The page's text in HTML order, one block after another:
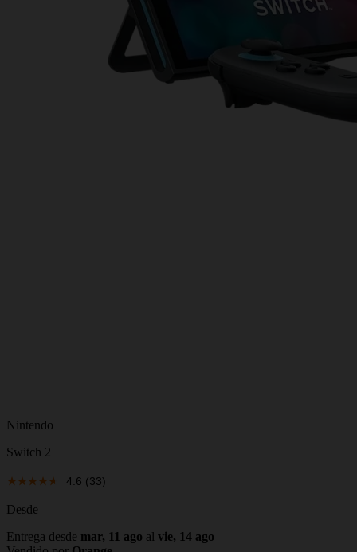
Nintendo
Switch 2
4.6 (33)
Desde
Entrega desde mar, 11 ago al vie, 14 ago